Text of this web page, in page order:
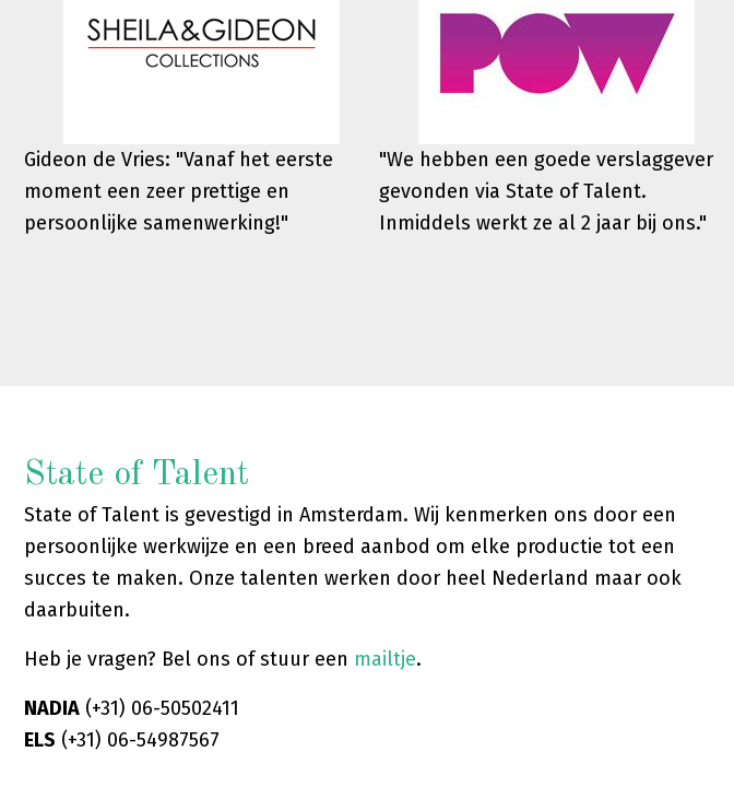
Gideon de Vries: "Vanaf het eerste
moment een zeer prettige en
persoonlijke samenwerking!"
"We hebben een goede verslaggever
gevonden via State of Talent.
Inmiddels werkt ze al 2 jaar bij ons."
State of Talent
State of Talent is gevestigd in Amsterdam. Wij kenmerken ons door een
persoonlijke werkwijze en een breed aanbod om elke productie tot een
succes te maken. Onze talenten werken door heel Nederland maar ook
daarbuiten.
Heb je vragen? Bel ons of stuur een mailtje.
NADIA (+31) 06-50502411
ELS (+31) 06-54987567